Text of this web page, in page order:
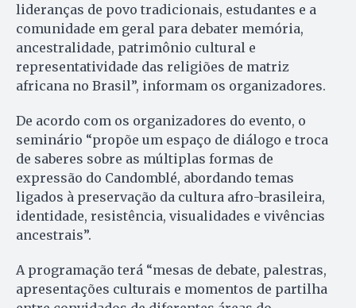
lideranças de povo tradicionais, estudantes e a
comunidade em geral para debater memória,
ancestralidade, patrimônio cultural e
representatividade das religiões de matriz
africana no Brasil”, informam os organizadores.
De acordo com os organizadores do evento, o
seminário “propõe um espaço de diálogo e troca
de saberes sobre as múltiplas formas de
expressão do Candomblé, abordando temas
ligados à preservação da cultura afro-brasileira,
identidade, resistência, visualidades e vivências
ancestrais”.
A programação terá “mesas de debate, palestras,
apresentações culturais e momentos de partilha